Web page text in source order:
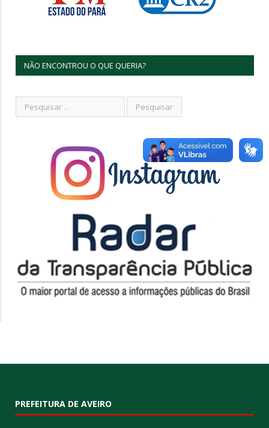
NÃO ENCONTROU O QUE QUERIA?
PREFEITURA DE AVEIRO